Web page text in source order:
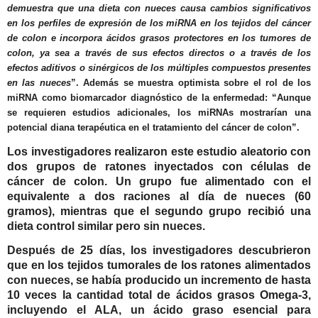
demuestra que una dieta con nueces causa cambios significativos
en los perfiles de expresión de los miRNA en los tejidos del cáncer
de colon e incorpora ácidos grasos protectores en los tumores de
colon, ya sea a través de sus efectos directos o a través de los
efectos aditivos o sinérgicos de los múltiples compuestos presentes
en las nueces”. Además se muestra optimista sobre el rol de los
miRNA como biomarcador diagnóstico de la enfermedad: “Aunque
se requieren estudios adicionales, los miRNAs mostrarían una
potencial diana terapéutica en el tratamiento del cáncer de colon”.
Los investigadores realizaron este estudio aleatorio con
dos grupos de ratones inyectados con células de
cáncer de colon. Un grupo fue alimentado con el
equivalente a dos raciones al día de nueces (60
gramos), mientras que el segundo grupo recibió una
dieta control similar pero sin nueces.
Después de 25 días, los investigadores descubrieron
que en los tejidos tumorales de los ratones alimentados
con nueces, se había producido un incremento de hasta
10 veces la cantidad total de ácidos grasos Omega-3,
incluyendo el ALA, un ácido graso esencial para